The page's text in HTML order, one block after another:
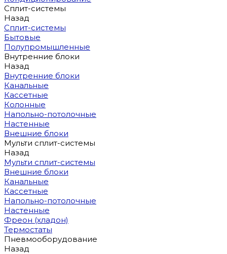
Сплит-системы
Назад
Сплит-системы
Бытовые
Полупромышленные
Внутренние блоки
Назад
Внутренние блоки
Канальные
Кассетные
Колонные
Напольно-потолочные
Настенные
Внешние блоки
Мульти сплит-системы
Назад
Мульти сплит-системы
Внешние блоки
Канальные
Кассетные
Напольно-потолочные
Настенные
Фреон (хладон)
Термостаты
Пневмооборудование
Назад